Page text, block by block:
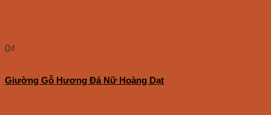
0₫
Giường Gỗ Hương Đá Nữ Hoàng Dạt